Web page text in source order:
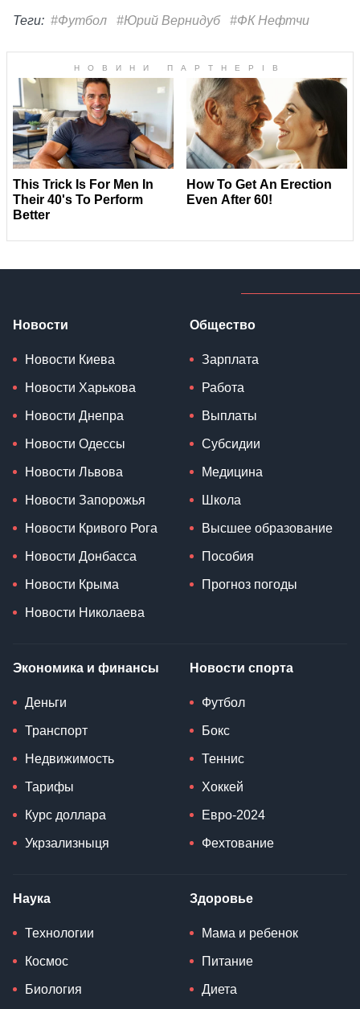
Теги: #Футбол #Юрий Вернидуб #ФК Нефтчи
Новости
Новости Киева
Новости Харькова
Новости Днепра
Новости Одессы
Новости Львова
Новости Запорожья
Новости Кривого Рога
Новости Донбасса
Новости Крыма
Новости Николаева
Общество
Зарплата
Работа
Выплаты
Субсидии
Медицина
Школа
Высшее образование
Пособия
Прогноз погоды
Экономика и финансы
Деньги
Транспорт
Недвижимость
Тарифы
Курс доллара
Укрзализныця
Новости спорта
Футбол
Бокс
Теннис
Хоккей
Евро-2024
Фехтование
Наука
Технологии
Космос
Биология
Здоровье
Мама и ребенок
Питание
Диета